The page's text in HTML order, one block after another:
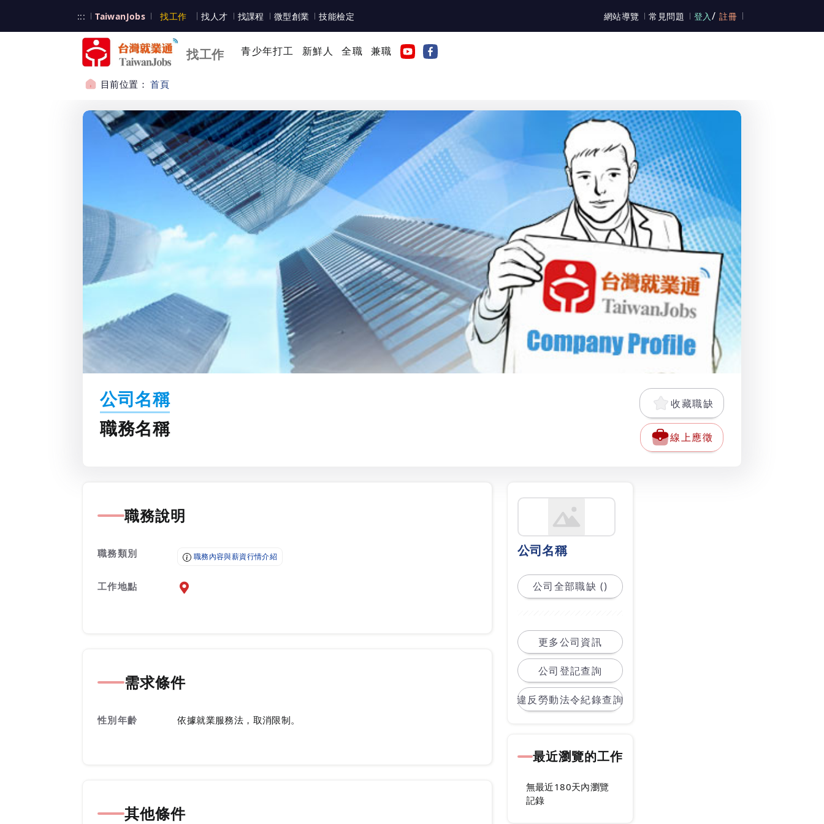
::: TaiwanJobs 台灣就業通
找工作 台灣就業通
找人才 找課程 微型創業 技能檢定 網站導覽 常見問題 登入 / 註冊
找工作 青少年打工 新鮮人 全職 兼職
目前位置：首頁
公司名稱
職務名稱
收藏職缺
線上應徵
職務說明
職務類別 職務內容與薪資行情介紹
工作地點 前往查看地圖
需求條件
性別年齡 依據就業服務法，取消限制。
其他條件
公司名稱
公司全部職缺 ()
更多公司資訊
公司登記查詢
違反勞動法令紀錄查詢
最近瀏覽的工作
無最近180天內瀏覽
記錄